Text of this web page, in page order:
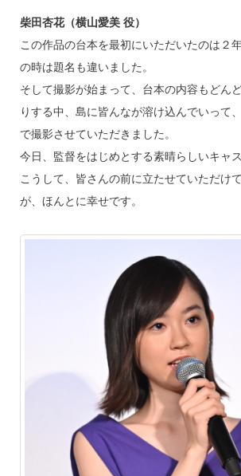
柴田杏花（横山愛美 役）
この作品の台本を最初にいただいたのは２
の時は題名も違いました。
そして撮影が始まって、台本の内容もどん
りする中、島に皆んなが溶け込んでいって
で撮影させていただきました。
今日、監督をはじめとする素晴らしいキャ
こうして、皆さんの前に立たせていただけ
が、ほんとに幸せです。